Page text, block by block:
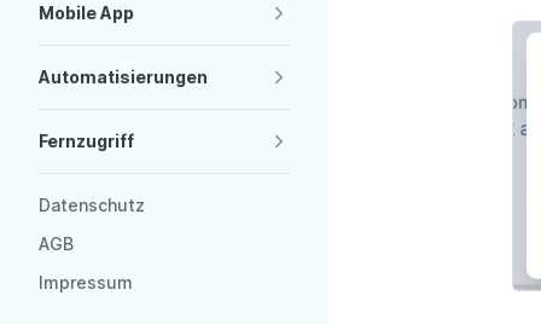
Mobile App
Automatisierungen
Fernzugriff
Datenschutz
AGB
Impressum